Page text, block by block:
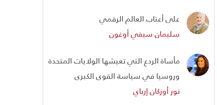
على أعتاب العالم الرقمي
سليمان سيفي أوغون
مأساة الردع التي تعيشها الولايات المتحدة
وروسيا في سياسة القوى الكبرى
نور أوزكان إرباي